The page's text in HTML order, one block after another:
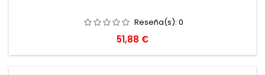
Reseña(s): 0
Precio
51,88 €